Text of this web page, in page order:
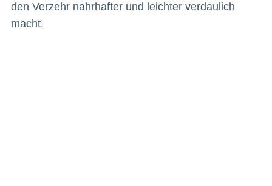
den Verzehr nahrhafter und leichter verdaulich
macht.